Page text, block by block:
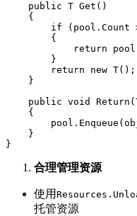
public T Get ( )
{
if
( pool . Count
{
return pool
}
return
new T( ) ;
}
public void Return (
{
        pool
. Enqueue (
}
}
合理管理资源
使用
托管资源